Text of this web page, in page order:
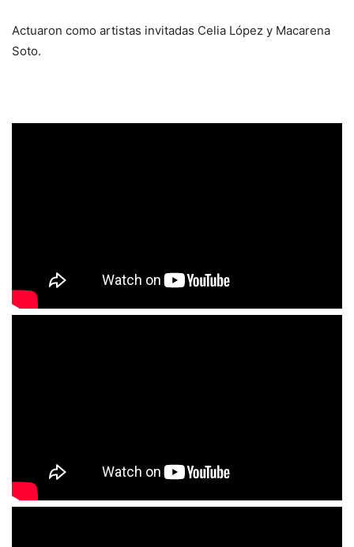
Actuaron como artistas invitadas Celia López y Macarena
Soto.